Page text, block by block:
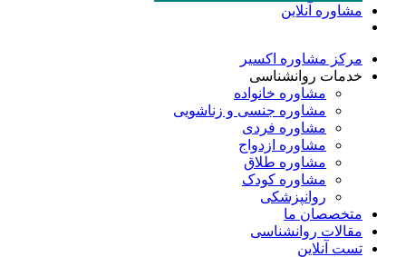
مشاوره آنلاین
مرکز مشاوره اکسیر
خدمات روانشناسی
مشاوره خانواده
مشاوره جنسی و زناشویی
مشاوره فردی
مشاوره ازدواج
مشاوره طلاق
مشاوره کودک
روانپزشکی
متخصصان ما
مقالات روانشناسی
تست آنلاین